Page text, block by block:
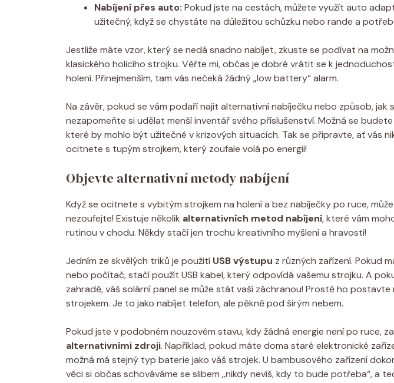
Nabíjení přes auto: Pokud jste na cestách, můžete využít auto
užitečný, když se chystáte na důležitou schůzku nebo rande a
Jestliže máte vzor, který se nedá snadno nabíjet, zkuste se podívat na
klasického holicího strojku. Věřte mi, občas je dobré vrátit se k
holení. Přinejmenším, tam vás nečeká žádný „low battery“ alarm.
Na závěr, pokud se vám podaří najít alternativní nabíječku nebo způsob, jak
nezapomeňte si udělat menší inventář svého příslušenství. Možná se
které by mohlo být užitečné v krizových situacích. Tak se připravte, ať vás
ocitnete s tupým strojkem, který zoufale volá po energii!
Objevte alternativní metody nabíjení
Když se ocitnete s vybitým strojkem na holení a bez nabíječky po ruce,
nezoufejte! Existuje několik alternativních metod nabíjení, které vám
rutinou v chodu. Někdy stačí jen trochu kreativního myšlení a hravosti!
Jedním ze skvělých triků je použití USB výstupu z různých zařízení. Pokud
nebo počítač, stačí použít USB kabel, který odpovídá vašemu strojku. A
zahradě, váš solární panel se může stát vaší záchranou! Prostě ho
strojekem. Je to jako nabíjet telefon, ale pěkně pod širým nebem.
Pokud jste v podobném nouzovém stavu, kdy žádná energie není po ruce,
alternativními zdroji. Například, pokud máte doma staré elektronické
možná má stejný typ baterie jako váš strojek. U bambusového zařízení
věci si občas schováváme se slibem „nikdy nevíš, kdy to bude potřeba“, a